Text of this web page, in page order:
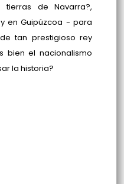
tierras de Navarra?,
en Guipúzcoa - para
tan prestigioso rey
bien el nacionalismo
la historia?